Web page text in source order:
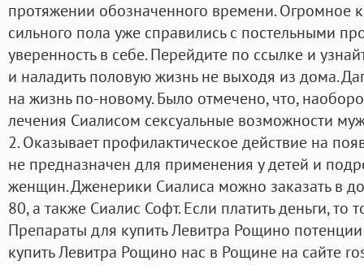
протяжении обозначенного времени. Огромное
сильного пола уже справились с постельными
уверенность в себе. Перейдите по ссылке и
и наладить половую жизнь не выходя из дома.
на жизнь по-новому. Было отмечено, что,
лечения Сиалисом сексуальные возможности
2. Оказывает профилактическое действие на
не предназначен для применения у детей и
женщин. Дженерики Сиалиса можно заказать в
80, а также Сиалис Софт. Если платить деньги,
Препараты для купить Левитра Рощино
купить Левитра Рощино нас в Рощине на сайте